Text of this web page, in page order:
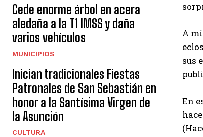
Cede enorme árbol en acera
aledaña a la T1 IMSS y daña
varios vehículos
MUNICIPIOS
Inician tradicionales Fiestas
Patronales de San Sebastián en
honor a la Santísima Virgen de
la Asunción
CULTURA
A
sus
En